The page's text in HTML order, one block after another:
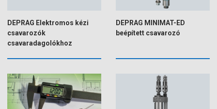
DEPRAG Elektromos kézi
csavarozók
csavaradagolókhoz
DEPRAG MINIMAT-ED
beépített csavarozó